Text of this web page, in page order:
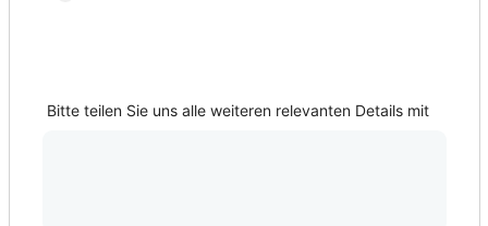
Bitte teilen Sie uns alle weiteren relevanten Details mit